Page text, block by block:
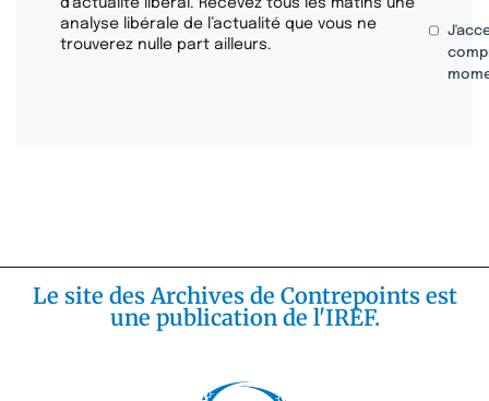
analyse libérale de l’actualité que vous ne
trouverez nulle part ailleurs.
Le site des Archives de Contrepoints est
une publication de l'IREF.